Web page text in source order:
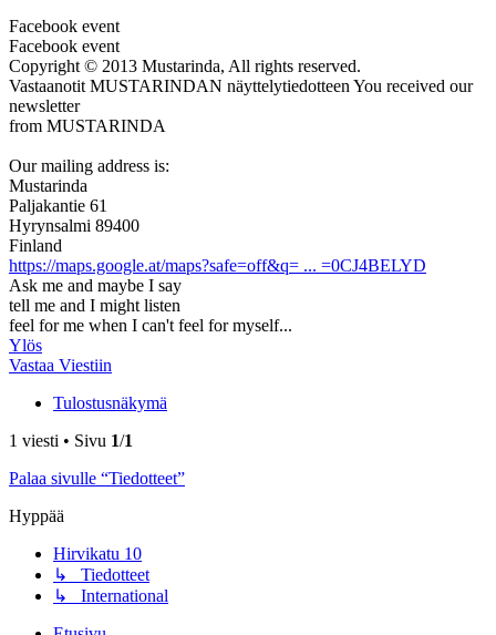
Facebook event
Facebook event
Copyright © 2013 Mustarinda, All rights reserved.
Vastaanotit MUSTARINDAN näyttelytiedotteen You received our
newsletter
from MUSTARINDA
Our mailing address is:
Mustarinda
Paljakantie 61
Hyrynsalmi 89400
Finland
https://maps.google.at/maps?safe=off&q= ... =0CJ4BELYD
Ask me and maybe I say
tell me and I might listen
feel for me when I can't feel for myself...
Ylös
Vastaa Viestiin
Tulostusnäkymä
1 viesti • Sivu 1/1
Palaa sivulle “Tiedotteet”
Hyppää
Hirvikatu 10
↳ Tiedotteet
↳ International